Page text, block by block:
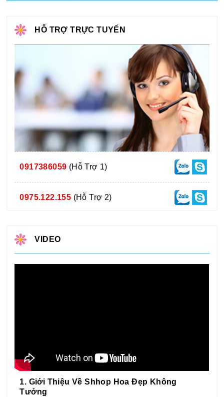
HỖ TRỢ TRỰC TUYẾN
0917386059 (Hỗ Trợ 1)
0975.122.155 (Hỗ Trợ 2)
VIDEO
1. Giới Thiệu Về Shhop Hoa Đẹp Không
Tưởng